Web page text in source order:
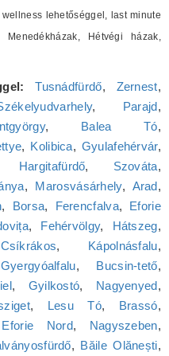
lehetőséggel, last minute
Hétvégi házak,
Tusnádfürdő, Zernest,
, Parajd,
, Balea Tó,
, Kolibica, Gyulafehérvár,
Hargitafürdő, Szováta,
, Marosvásárhely, Arad,
, Borsa, Ferencfalva, Eforie
, Fehérvölgy, Hátszeg,
Csíkrákos, Kápolnásfalu,
Gyergyóalfalu, Bucsin-tető,
, Gyilkostó, Nagyenyed,
, Lesu Tó, Brassó,
Eforie Nord, Nagyszeben,
, Băile Olănești,